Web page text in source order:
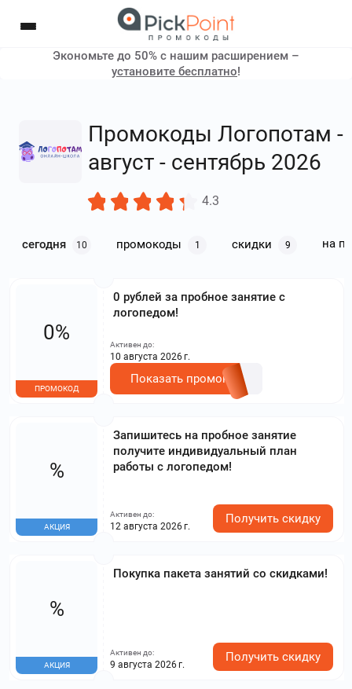
Экономьте до 50% с нашим расширением –
установите бесплатно!
Промокоды Логопотам -
август - сентябрь 2026
4.3
сегодня 10 промокоды 1 скидки 9 на
0 рублей за пробное занятие с
логопедом!
0%
ПРОМОКОД
Активен до:
10 августа 2026 г.
Показать промокод
Запишитесь на пробное занятие
получите индивидуальный план
работы с логопедом!
%
АКЦИЯ
Активен до:
12 августа 2026 г.
Получить скидку
Покупка пакета занятий со скидками!
%
АКЦИЯ
Активен до:
9 августа 2026 г.
Получить скидку